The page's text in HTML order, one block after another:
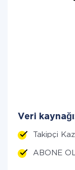
Veri
Takipçi
ABONE